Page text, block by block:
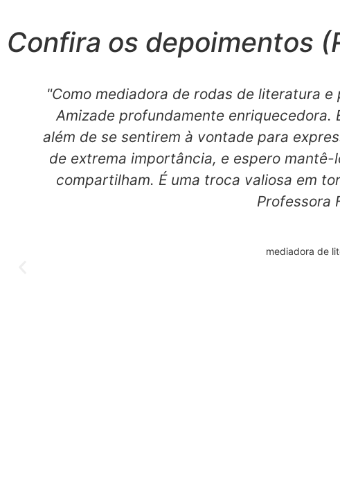
Confira os depoimentos
"Como mediadora de rodas de literatura
Amizade profundamente enriquecedora.
além de se sentirem à vontade para
de extrema importância, e espero
compartilham. É uma troca valiosa em
Professora
mediadora de